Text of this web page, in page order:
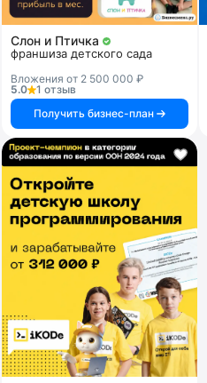
Слон и Птичка
франшиза детского сада
Вложения от 2 500 000 ₽
5.0
1 отзыв
Получить бизнес-план